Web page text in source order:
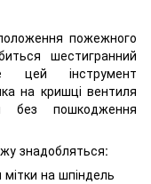
пожежного
шестигранний
інструмент
на кришці вентиля
без пошкодження
знадобляться:
на шпіндель